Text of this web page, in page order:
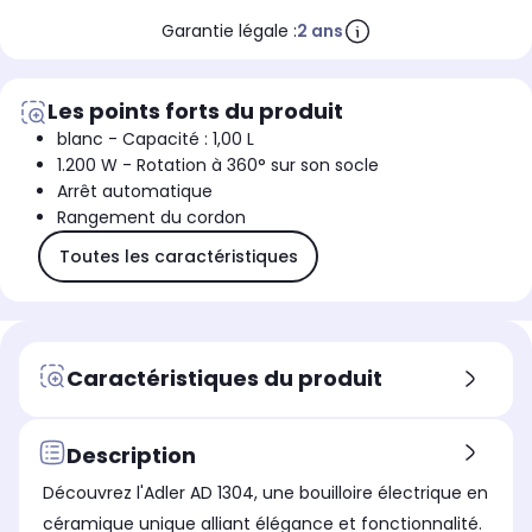
Garantie légale :2 ans
Les points forts du produit
blanc - Capacité : 1,00 L
1.200 W - Rotation à 360° sur son socle
Arrêt automatique
Rangement du cordon
Toutes les caractéristiques
Caractéristiques du produit
Description
Découvrez l'Adler AD 1304, une bouilloire électrique en
céramique unique alliant élégance et fonctionnalité.